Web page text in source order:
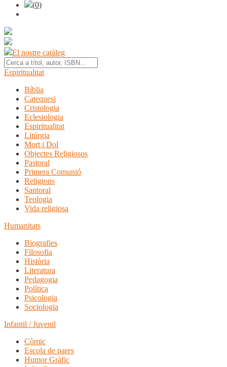
(0)
El nostre catàleg
Espiritualitat
Bíblia
Catequesi
Cristologia
Eclesiologia
Espiritualitat
Litúrgia
Mort i Dol
Objectes Religiosos
Pastoral
Primera Comunió
Religions
Santoral
Teologia
Vida religiosa
Humanitats
Biografies
Filosofia
Història
Literatura
Pedagogia
Política
Psicologia
Sociologia
Infantil / Juvenil
Còmic
Escola de pares
Humor Gràfic